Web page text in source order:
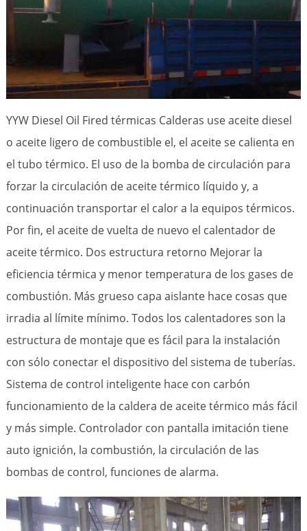
YYW Diesel Oil Fired térmicas Calderas use aceite diesel
o aceite ligero de combustible el, el aceite se calienta en
el tubo térmico. El uso de la bomba de circulación para
forzar la circulación de aceite térmico líquido y, a
continuación transportar el calor a la equipos térmicos.
Por fin, el aceite de vuelta de nuevo el calentador de
aceite térmico. Dos estructura retorno Mejorar la
eficiencia térmica y menor temperatura de los gases de
combustión. Más grueso capa aislante hace cosas que
irradia al límite mínimo. Todos los calentadores son la
estructura de montaje que es fácil para la instalación
con sólo conectar el dispositivo del sistema de tuberías.
Sistema de control inteligente hace con carbón
funcionamiento de la caldera de aceite térmico más fácil
y más simple. Controlador con pantalla imitación tiene
auto ignición, la combustión, la circulación de las
bombas de control, funciones de alarma.